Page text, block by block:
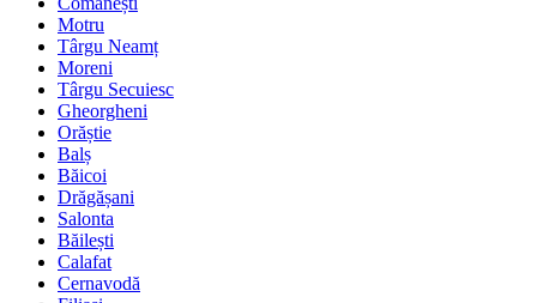
Motru
Târgu Neamț
Moreni
Târgu Secuiesc
Gheorgheni
Orăștie
Balș
Băicoi
Drăgășani
Salonta
Băilești
Calafat
Cernavodă